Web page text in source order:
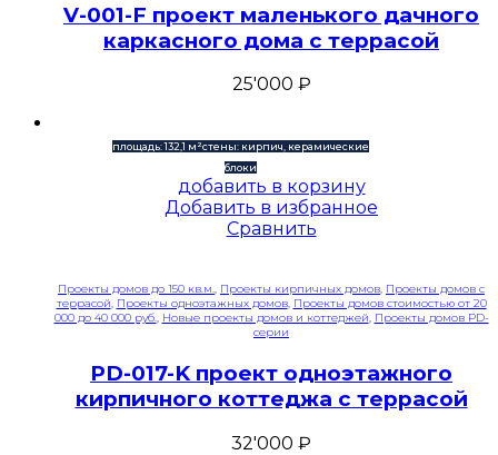
V-001-F проект маленького дачного
каркасного дома с террасой
25'000 ₽
площадь: 132,1 м²стены: кирпич, керамические
блоки
добавить в корзину
Добавить в избранное
Сравнить
Проекты домов до 150 кв.м., Проекты кирпичных домов, Проекты домов с
террасой, Проекты одноэтажных домов, Проекты домов стоимостью от 20
000 до 40 000 руб., Новые проекты домов и коттеджей, Проекты домов PD-
серии
PD-017-K проект одноэтажного
кирпичного коттеджа с террасой
32'000 ₽